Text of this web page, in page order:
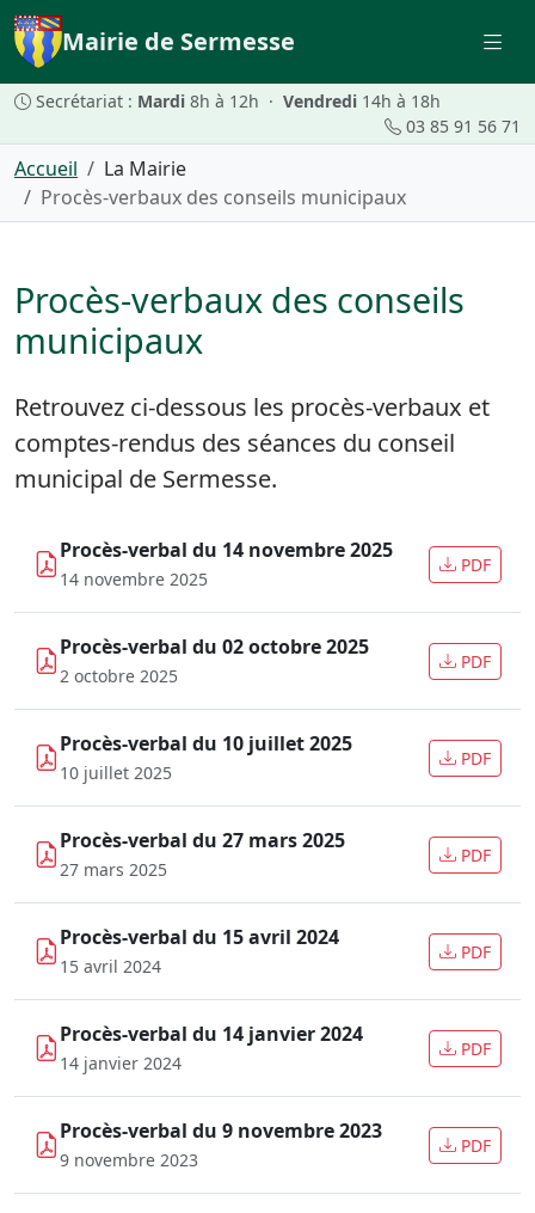
Mairie de Sermesse
Secrétariat : Mardi 8h à 12h · Vendredi 14h à 18h
03 85 91 56 71
Accueil
La Mairie
Procès-verbaux des conseils municipaux
Procès-verbaux des conseils
municipaux
Retrouvez ci-dessous les procès-verbaux et
comptes-rendus des séances du conseil
municipal de Sermesse.
Procès-verbal du 14 novembre 2025
14 novembre 2025
PDF
Procès-verbal du 02 octobre 2025
2 octobre 2025
PDF
Procès-verbal du 10 juillet 2025
10 juillet 2025
PDF
Procès-verbal du 27 mars 2025
27 mars 2025
PDF
Procès-verbal du 15 avril 2024
15 avril 2024
PDF
Procès-verbal du 14 janvier 2024
14 janvier 2024
PDF
Procès-verbal du 9 novembre 2023
9 novembre 2023
PDF